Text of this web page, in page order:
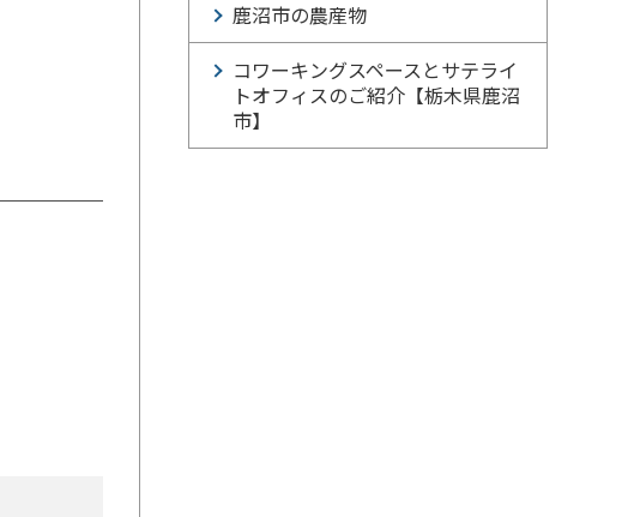
鹿沼市の農産物
コワーキングスペースとサテライ
トオフィスのご紹介【栃木県鹿沼
市】